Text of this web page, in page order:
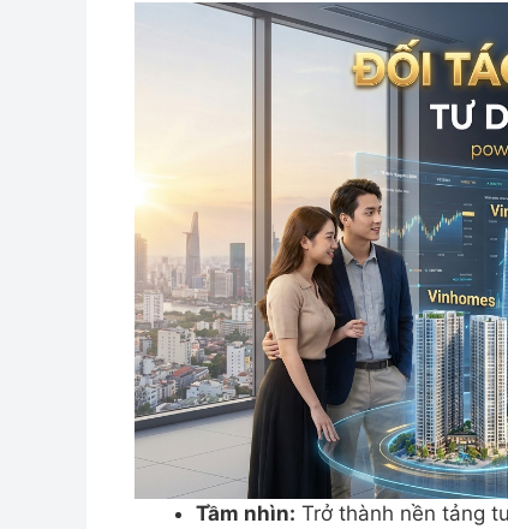
Tầm nhìn: Trở thành nền tảng